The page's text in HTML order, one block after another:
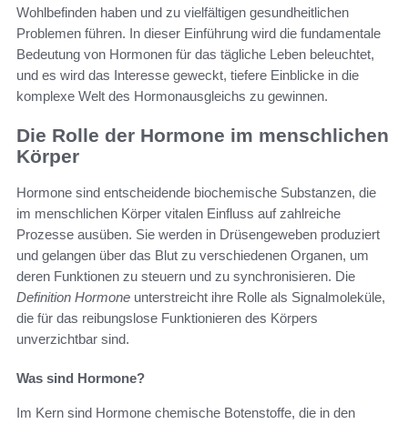
Wohlbefinden haben und zu vielfältigen gesundheitlichen
Problemen führen. In dieser Einführung wird die fundamentale
Bedeutung von Hormonen für das tägliche Leben beleuchtet,
und es wird das Interesse geweckt, tiefere Einblicke in die
komplexe Welt des Hormonausgleichs zu gewinnen.
Die Rolle der Hormone im menschlichen
Körper
Hormone sind entscheidende biochemische Substanzen, die
im menschlichen Körper vitalen Einfluss auf zahlreiche
Prozesse ausüben. Sie werden in Drüsengeweben produziert
und gelangen über das Blut zu verschiedenen Organen, um
deren Funktionen zu steuern und zu synchronisieren. Die
Definition Hormone unterstreicht ihre Rolle als Signalmoleküle,
die für das reibungslose Funktionieren des Körpers
unverzichtbar sind.
Was sind Hormone?
Im Kern sind Hormone chemische Botenstoffe, die in den